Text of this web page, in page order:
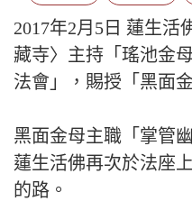
2017年2月5日 蓮生活
藏寺〉主持「瑤池金
法會」，賜授「黑面
黑面金母主職「掌管
蓮生活佛再次於法座
的路。